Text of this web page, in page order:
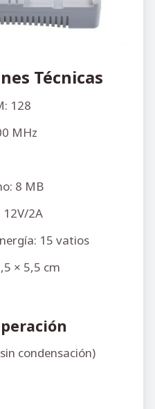
Técnicas
128
MHz
8 MB
12V/2A
15 vatios
× 5,5 cm
condensación)